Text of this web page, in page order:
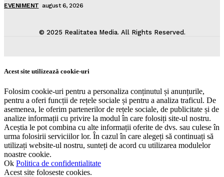
EVENIMENT august 6, 2026
© 2025 Realitatea Media. All Rights Reserved.
Acest site utilizează cookie-uri
Folosim cookie-uri pentru a personaliza conținutul și anunțurile,
pentru a oferi funcții de rețele sociale și pentru a analiza traficul. De
asemenea, le oferim partenerilor de rețele sociale, de publicitate și de
analize informații cu privire la modul în care folosiți site-ul nostru.
Aceștia le pot combina cu alte informații oferite de dvs. sau culese în
urma folosirii serviciilor lor. În cazul în care alegeți să continuați să
utilizați website-ul nostru, sunteți de acord cu utilizarea modulelor
noastre cookie.
Ok Politica de confidentialitate
Acest site foloseste cookies.